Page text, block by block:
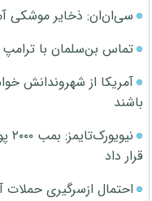
سی‌ان‌ان: ذخایر موشکی
تماس بن‌سلمان با ترامپ
آمریکا از شهروندانش
باشند
قرار داد
احتمال ازسرگیری حملات